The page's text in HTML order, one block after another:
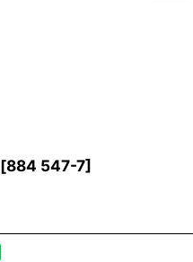
[884 547-7]